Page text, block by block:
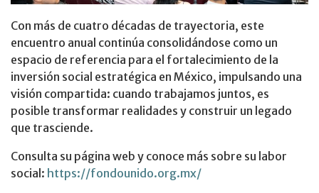
Con más de cuatro décadas de trayectoria, este
encuentro anual continúa consolidándose como un
espacio de referencia para el fortalecimiento de la
inversión social estratégica en México, impulsando una
visión compartida: cuando trabajamos juntos, es
posible transformar realidades y construir un legado
que trasciende.
Consulta su página web y conoce más sobre su labor
social: https://fondounido.org.mx/